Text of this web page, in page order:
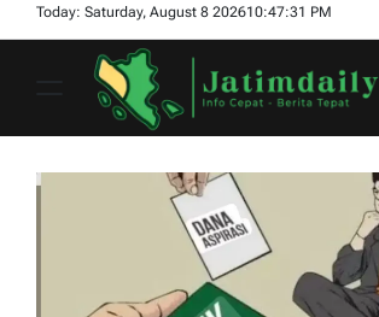
Today: Saturday, August 8 202610:47:32 PM